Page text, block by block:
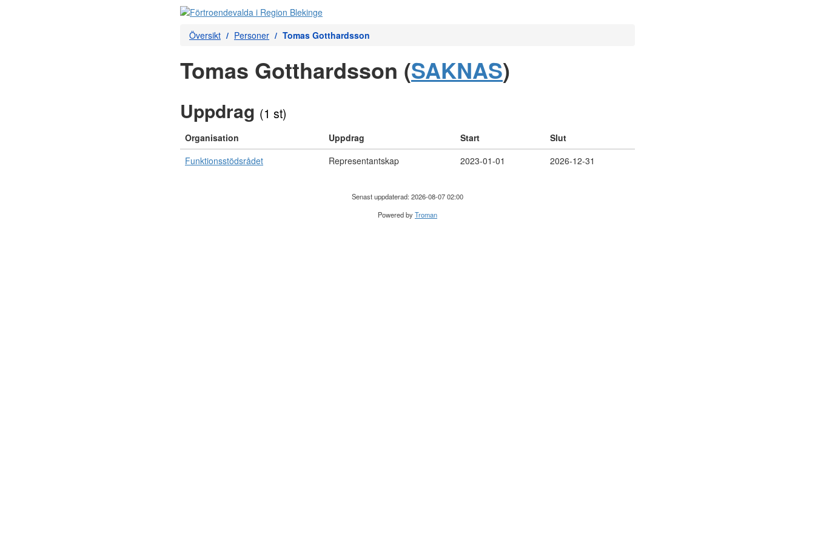
Översikt Personer Tomas Gotthardsson
Tomas Gotthardsson (SAKNAS)
Uppdrag (1 st)
Organisation Uppdrag Start
Slut
Funktionsstödsrådet
Representantskap 2023-01-01 2026-12-31
Senast uppdaterad: 2026-08-07 02:00
Powered byTroman